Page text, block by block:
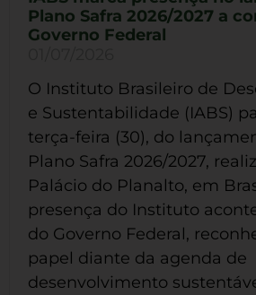
Plano Safra 2026/2027 a
Governo Federal
O Instituto Brasileiro de
e Sustentabilidade (IABS)
terça-feira (30), do
Plano Safra 2026/2027,
Palácio do Planalto, em
presença do Instituto
do Governo Federal,
papel diante da agenda de
desenvolvimento